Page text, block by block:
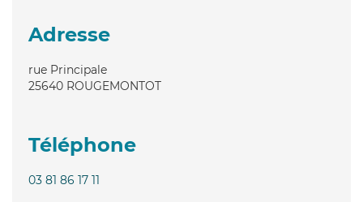
Adresse
rue Principale
25640 ROUGEMONTOT
Téléphone
03 81 86 17 11